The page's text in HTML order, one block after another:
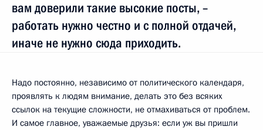
вам доверили такие высокие посты, –
работать нужно честно и с полной отдачей,
иначе не нужно сюда приходить.
Надо постоянно, независимо от политического календаря,
проявлять к людям внимание, делать это без всяких
ссылок на текущие сложности, не отмахиваться от проблем.
И самое главное, уважаемые друзья: если уж вы пришли